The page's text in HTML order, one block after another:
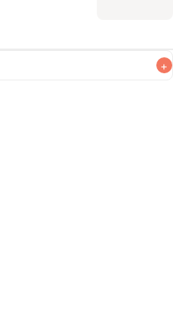
+
。なるべくお早めにお召